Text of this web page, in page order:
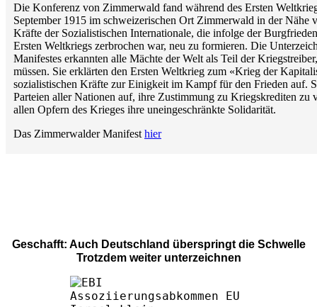
Die Konferenz von Zimmerwald fand während des Ersten
September 1915 im schweizerischen Ort Zimmerwald in der Nähe
Kräfte der Sozialistischen Internationale, die infolge der
Ersten Weltkriegs zerbrochen war, neu zu formieren. Die
Manifestes erkannten alle Mächte der Welt als Teil der
müssen. Sie erklärten den Ersten Weltkrieg zum «Krieg der
sozialistischen Kräfte zur Einigkeit im Kampf für den Frieden auf.
Parteien aller Nationen auf, ihre Zustimmung zu Kriegskrediten zu
allen Opfern des Krieges ihre uneingeschränkte Solidarität.
Das Zimmerwalder Manifest hier
Geschafft: Auch Deutschland überspringt die Schwelle
Trotzdem weiter unterzeichnen